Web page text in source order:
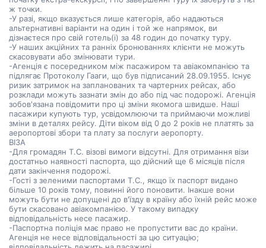
ж точки.
-У разі, якщо вказується лише категорія, або надаються
альтернативні варіанти на один і той же напрямок, ви
дізнаєтеся про свій готель(і) за 48 годин до початку туру.
-У наших акційних та ранніх бронюваннях клієнти не можуть
скасовувати або змінювати тури.
-Агенція є посередником між пасажиром та авіакомпанією та
підлягає Протоколу Гааги, що був підписаний 28.09.1955. Існує
ризик затримок на запланованих та чартерних рейсах, або
розклади можуть зазнати змін до або під час подорожі. Агенція
зобов'язана повідомити про ці зміни якомога швидше. Наші
пасажири купують тур, усвідомлюючи та приймаючи можливі
зміни в деталях рейсу. Діти віком від 0 до 2 років не платять за
аеропортові збори та плату за послуги аеропорту.
ВІЗА
-Для громадян Т.C. візові вимоги відсутні. Для отримання візи
достатньо наявності паспорта, що дійсний ще 6 місяців після
дати закінчення подорожі.
-Гості з зеленими паспортами Т.C., якщо їх паспорт видано
більше 10 років тому, повинні його поновити. Інакше вони
можуть бути не допущені до в'їзду в країну або їхній рейс може
бути скасовано авіакомпанією. У такому випадку
відповідальність несе пасажир.
-Паспортна поліція має право не пропустити вас до країни.
Агенція не несе відповідальності за цю ситуацію;